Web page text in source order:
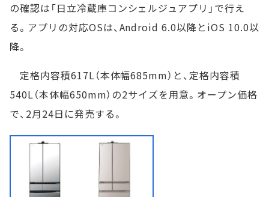
の確認は「日立冷蔵庫コンシェルジュアプリ」で行え
る。アプリの対応OSは、Android 6.0以降とiOS 10.0以
降。
定格内容積617L（本体幅685mm）と、定格内容積
540L（本体幅650mm）の2サイズを用意。オープン価格
で、2月24日に発売する。